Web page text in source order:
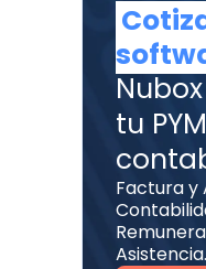
tu
Factura y
Asistencia.